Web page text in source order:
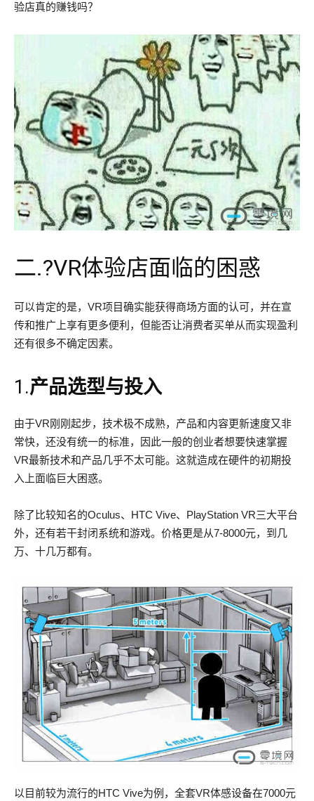
验店真的赚钱吗？
二.?VR体验店面临的困惑
可以肯定的是，VR项目确实能获得商场方面的认可，并在宣
传和推广上享有更多便利，但能否让消费者买单从而实现盈利
还有很多不确定因素。
1.产品选型与投入
由于VR刚刚起步，技术极不成熟，产品和内容更新速度又非
常快，还没有统一的标准，因此一般的创业者想要快速掌握
VR最新技术和产品几乎不太可能。这就造成在硬件的初期投
入上面临巨大困惑。
除了比较知名的Oculus、HTC Vive、PlayStation VR三大平台
外，还有若干封闭系统和游戏。价格更是从7-8000元，到几
万、十几万都有。
以目前较为流行的HTC Vive为例，全套VR体感设备在7000元